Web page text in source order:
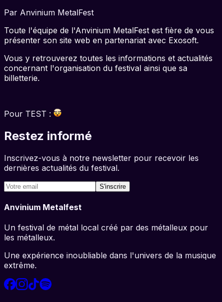
Par Anvinium MetalFest
Toute l'équipe de l'Anvinium MetalFest est fière de vous
présenter son site web en partenariat avec Exosoft.
Vous y retrouverez toutes les informations et actualités
concernant l'organisation du festival ainsi que sa
billetterie.
Pour TEST :
Restez informé
Inscrivez-vous à notre newsletter pour recevoir les
dernières actualités du festival.
S'inscrire
Anvinium Metalfest
Un festival de métal local créé par des métalleux pour
les métalleux.
Une expérience inoubliable dans l'univers de la musique
extrême.